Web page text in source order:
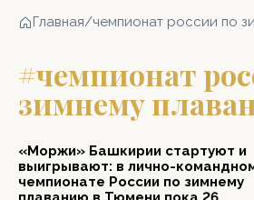
Главная/чемпионат россии по
#чемпионат
зимнему
«Моржи» Башкирии стартуют и
выигрывают: в лично-
чемпионате России по зимнему